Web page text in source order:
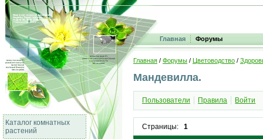
Главная Форумы
Каталог комнатных
растений
Главная / Форумы / Цветоводство /
Мандевилла.
Пользователи Правила Войти
Страницы: 1